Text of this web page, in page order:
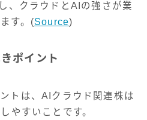
、クラウドとAIの強さが業
す。(Source)
ポイント
トは、AIクラウド関連株は
やすいことです。